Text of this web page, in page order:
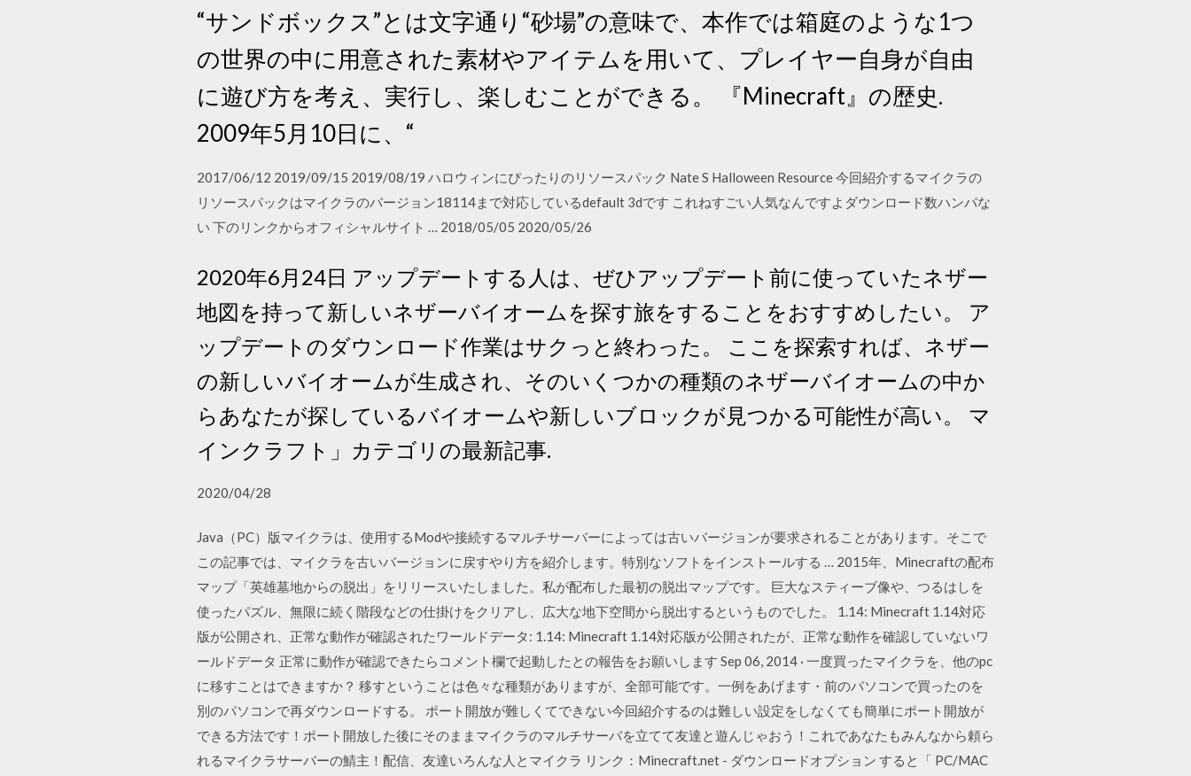
“サンドボックス”とは文字通り“砂場”の意味で、本作では箱庭のような1つ
の世界の中に用意された素材やアイテムを用いて、プレイヤー自身が自由
に遊び方を考え、実行し、楽しむことができる。 『Minecraft』の歴史.
2009年5月10日に、“
2017/06/12 2019/09/15 2019/08/19 ハロウィンにぴったりのリソースパック Nate S Halloween Resource 今回紹介するマイクラの
リソースパックはマイクラのバージョン18114まで対応しているdefault 3dです これねすごい人気なんですよダウンロード数ハンパな
い 下のリンクからオフィシャルサイト … 2018/05/05 2020/05/26
2020年6月24日 アップデートする人は、ぜひアップデート前に使っていたネザー
地図を持って新しいネザーバイオームを探す旅をすることをおすすめしたい。 ア
ップデートのダウンロード作業はサクっと終わった。 ここを探索すれば、ネザー
の新しいバイオームが生成され、そのいくつかの種類のネザーバイオームの中か
らあなたが探しているバイオームや新しいブロックが見つかる可能性が高い。 マ
インクラフト」カテゴリの最新記事.
2020/04/28
Java（PC）版マイクラは、使用するModや接続するマルチサーバーによっては古いバージョンが要求されることがあります。そこで
この記事では、マイクラを古いバージョンに戻すやり方を紹介します。特別なソフトをインストールする … 2015年、Minecraftの配布
マップ「英雄墓地からの脱出」をリリースいたしました。私が配布した最初の脱出マップです。 巨大なスティーブ像や、つるはしを
使ったパズル、無限に続く階段などの仕掛けをクリアし、広大な地下空間から脱出するというものでした。 1.14: Minecraft 1.14対応
版が公開され、正常な動作が確認されたワールドデータ: 1.14: Minecraft 1.14対応版が公開されたが、正常な動作を確認していないワ
ールドデータ 正常に動作が確認できたらコメント欄で起動したとの報告をお願いします Sep 06, 2014 · 一度買ったマイクラを、他のpc
に移すことはできますか？ 移すということは色々な種類がありますが、全部可能です。一例をあげます・前のパソコンで買ったのを
別のパソコンで再ダウンロードする。 ポート開放が難しくてできない今回紹介するのは難しい設定をしなくても簡単にポート開放が
できる方法です！ポート開放した後にそのままマイクラのマルチサーバを立てて友達と遊んじゃおう！これであなたもみんなから頼ら
れるマイクラサーバーの鯖主！配信、友達いろんな人とマイクラ リンク：Minecraft.net - ダウンロードオプション すると「 PC/MAC